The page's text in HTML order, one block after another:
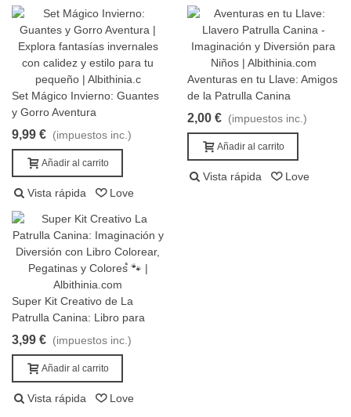
Añadir al carrito
Set Mágico Invierno: Guantes
y Gorro Aventura
9,99 € (impuestos inc.)
Añadir al carrito
Vista rápida Love
Añadir al carrito
Aventuras en tu Llave: Amigos
de la Patrulla Canina
2,00 € (impuestos inc.)
Añadir al carrito
Vista rápida Love
Añadir al carrito
Super Kit Creativo de La
Patrulla Canina: Libro para
Colorear + Pegatinas &
3,99 € (impuestos inc.)
Añadir al carrito
Vista rápida Love